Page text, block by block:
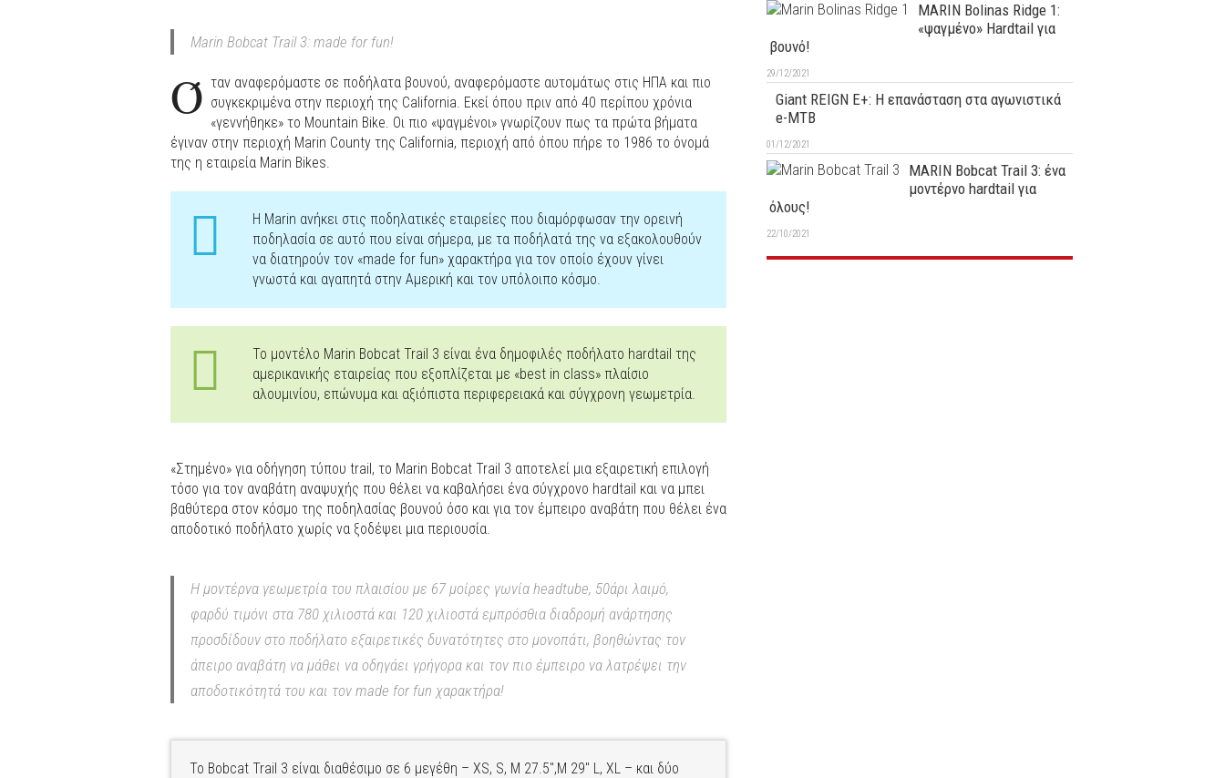
Marin Bobcat Trail 3: made for fun!
Ό ταν αναφερόμαστε σε ποδήλατα βουνού, αναφερόμαστε αυτομάτως στις ΗΠΑ και πιο
συγκεκριμένα στην περιοχή της California. Εκεί όπου πριν από 40 περίπου χρόνια
«γεννήθηκε» το Mountain Bike. Οι πιο «ψαγμένοι» γνωρίζουν πως τα πρώτα βήματα
έγιναν στην περιοχή Marin County της California, περιοχή από όπου πήρε το 1986 το όνομά
της η εταιρεία Marin Bikes.
Η Marin ανήκει στις ποδηλατικές εταιρείες που διαμόρφωσαν την ορεινή
ποδηλασία σε αυτό που είναι σήμερα, με τα ποδήλατά της να εξακολουθούν
να διατηρούν τον «made for fun» χαρακτήρα για τον οποίο έχουν γίνει
γνωστά και αγαπητά στην Αμερική και τον υπόλοιπο κόσμο.
Το μοντέλο Marin Bobcat Trail 3 είναι ένα δημοφιλές ποδήλατο hardtail της
αμερικανικής εταιρείας που εξοπλίζεται με «best in class» πλαίσιο
αλουμινίου, επώνυμα και αξιόπιστα περιφερειακά και σύγχρονη γεωμετρία.
«Στημένο» για οδήγηση τύπου trail, το Marin Bobcat Trail 3 αποτελεί μια εξαιρετική επιλογή
τόσο για τον αναβάτη αναψυχής που θέλει να καβαλήσει ένα σύγχρονο hardtail και να μπει
βαθύτερα στον κόσμο της ποδηλασίας βουνού όσο και για τον έμπειρο αναβάτη που θέλει ένα
αποδοτικό ποδήλατο χωρίς να ξοδέψει μια περιουσία.
Η μοντέρνα γεωμετρία του πλαισίου με 67 μοίρες γωνία headtube, 50άρι λαιμό,
φαρδύ τιμόνι στα 780 χιλιοστά και 120 χιλιοστά εμπρόσθια διαδρομή ανάρτησης
προσδίδουν στο ποδήλατο εξαιρετικές δυνατότητες στο μονοπάτι, βοηθώντας τον
άπειρο αναβάτη να μάθει να οδηγάει γρήγορα και τον πιο έμπειρο να λατρέψει την
αποδοτικότητά του και τον made for fun χαρακτήρα!
Το Bobcat Trail 3 είναι διαθέσιμο σε 6 μεγέθη – XS, S, M 27.5″,M 29″ L, XL – και δύο
MARIN Bolinas Ridge 1:
«ψαγμένο» Hardtail για
βουνό!
29/12/2021
Giant REIGN E+: Η επανάσταση στα αγωνιστικά
e-MTB
01/12/2021
MARIN Bobcat Trail 3: ένα
μοντέρνο hardtail για
όλους!
22/10/2021